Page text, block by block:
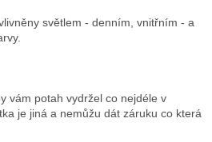
světlem - denním, vnitřním - a
vám potah vydržel co nejdéle v
je jiná a nemůžu dát záruku co která